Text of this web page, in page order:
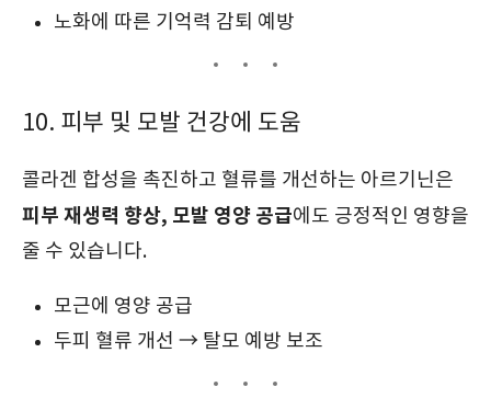
노화에 따른 기억력 감퇴 예방
10. 피부 및 모발 건강에 도움
콜라겐 합성을 촉진하고 혈류를 개선하는 아르기닌은
피부 재생력 향상, 모발 영양 공급에도 긍정적인 영향을
줄 수 있습니다.
모근에 영양 공급
두피 혈류 개선 → 탈모 예방 보조